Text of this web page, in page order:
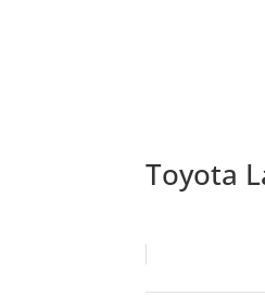
Toyota